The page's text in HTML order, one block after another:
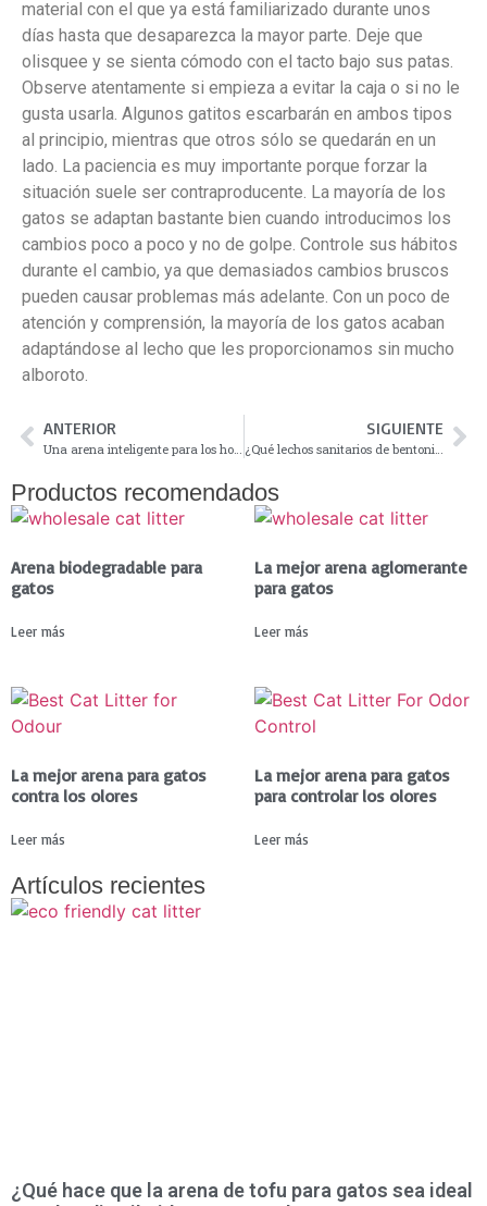
material con el que ya está familiarizado durante unos
días hasta que desaparezca la mayor parte. Deje que
olisquee y se sienta cómodo con el tacto bajo sus patas.
Observe atentamente si empieza a evitar la caja o si no le
gusta usarla. Algunos gatitos escarbarán en ambos tipos
al principio, mientras que otros sólo se quedarán en un
lado. La paciencia es muy importante porque forzar la
situación suele ser contraproducente. La mayoría de los
gatos se adaptan bastante bien cuando introducimos los
cambios poco a poco y no de golpe. Controle sus hábitos
durante el cambio, ya que demasiados cambios bruscos
pueden causar problemas más adelante. Con un poco de
atención y comprensión, la mayoría de los gatos acaban
adaptándose al lecho que les proporcionamos sin mucho
alboroto.
ANTERIOR SIGUIENTE
Productos recomendados
Arena biodegradable para
gatos
Leer más
La mejor arena aglomerante
para gatos
Leer más
La mejor arena para gatos
contra los olores
Leer más
La mejor arena para gatos
para controlar los olores
Leer más
Artículos recientes
¿Qué hace que la arena de tofu para gatos sea ideal